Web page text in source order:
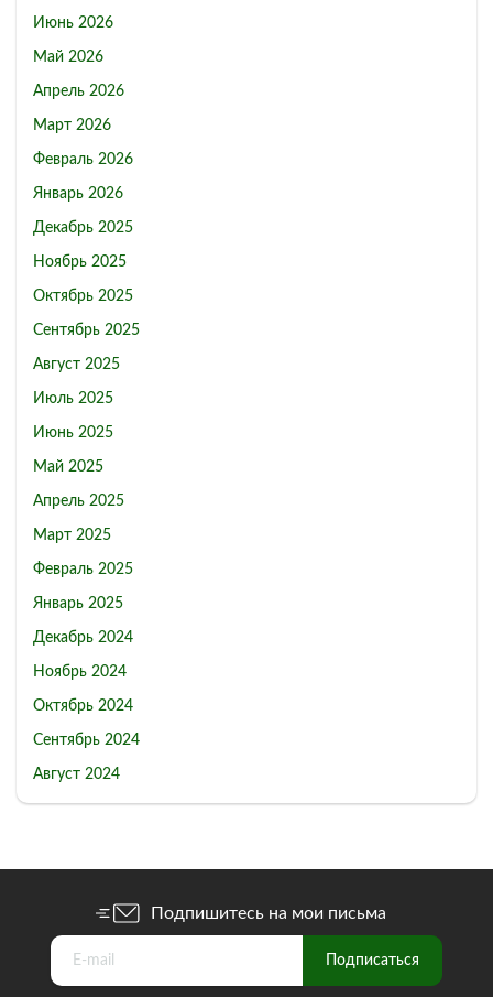
Июнь 2026
Май 2026
Апрель 2026
Март 2026
Февраль 2026
Январь 2026
Декабрь 2025
Ноябрь 2025
Октябрь 2025
Сентябрь 2025
Август 2025
Июль 2025
Июнь 2025
Май 2025
Апрель 2025
Март 2025
Февраль 2025
Январь 2025
Декабрь 2024
Ноябрь 2024
Октябрь 2024
Сентябрь 2024
Август 2024
Подпишитесь на мои письма